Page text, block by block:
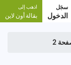
سجَل
الدخول
اذهب إلى
بقالة أون لاين
2